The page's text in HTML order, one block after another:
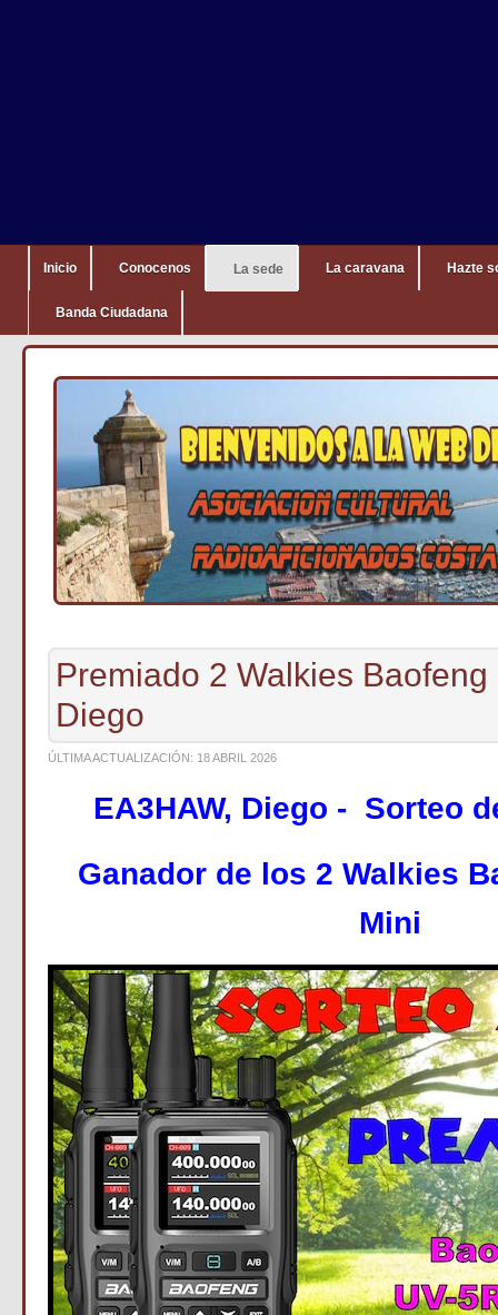
Inicio Conocenos La sede La caravana Hazte
Banda Ciudadana
Premiado 2 Walkies
Diego
ÚLTIMA ACTUALIZACIÓN: 18 ABRIL 2026
EA3HAW, Diego - Sorteo
Ganador de los 2 Walkies
Mini